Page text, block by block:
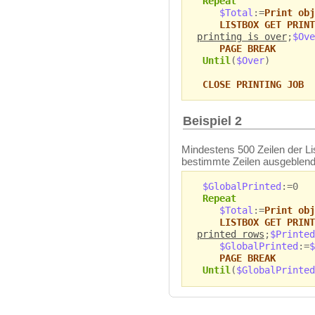
$Total :=Print
LISTBOX GET
printing is over;
PAGE BREAK
Until ($Over)
CLOSE PRINTING JOB
Beispiel 2
Mindestens 500 Zeilen der
bestimmte Zeilen
$GlobalPrinted :=0
Repeat
$Total :=Print
LISTBOX GET
printed rows ;$Printed
$GlobalPrinted :=
PAGE BREAK
Until($GlobalPrinted